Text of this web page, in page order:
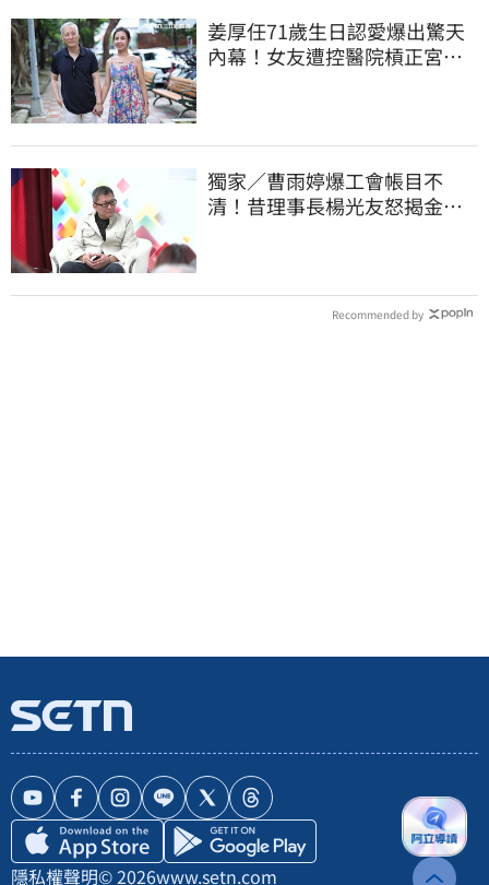
姜厚任71歲生日認愛爆出驚天
內幕！女友遭控醫院槓正宮女
獨家／曹雨婷爆工會帳目不
清！昔理事長楊光友怒揭金流
Recommended by
隱私權聲明© 2026www.setn.com